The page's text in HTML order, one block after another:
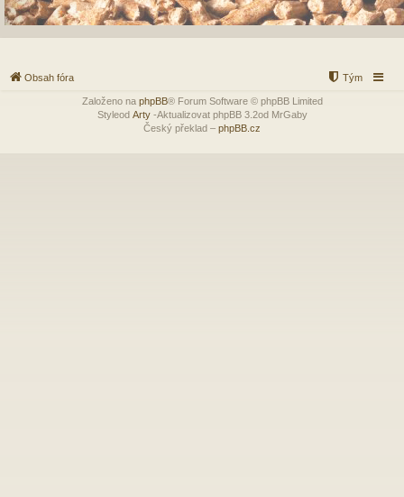
Obsah fóra Tým
Založeno na phpBB® Forum Software © phpBB Limited
Styleod Arty-Aktualizovat phpBB 3.2od MrGaby
Český překlad – phpBB.cz